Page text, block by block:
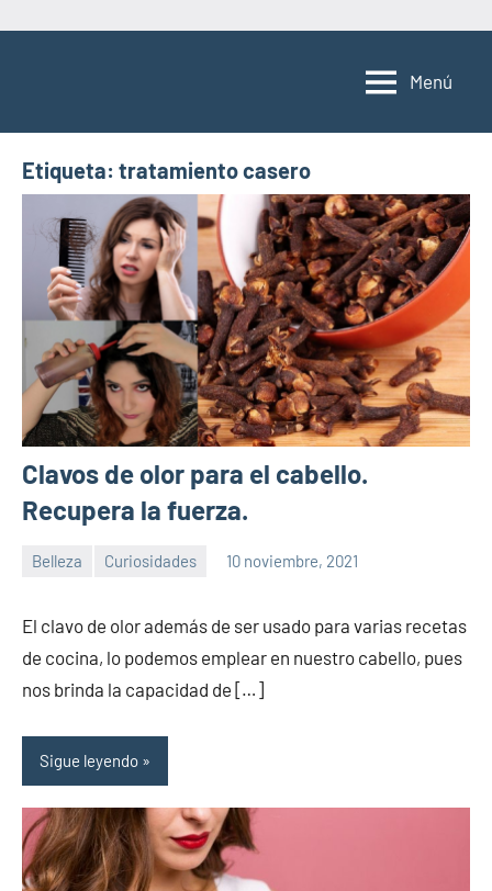
Menú
Etiqueta: tratamiento casero
Clavos de olor para el cabello.
Recupera la fuerza.
Belleza Curiosidades 10 noviembre, 2021
la
salud
comentarios
El clavo de olor además de ser usado para varias recetas
de cocina, lo podemos emplear en nuestro cabello, pues
nos brinda la capacidad de […]
Sigue leyendo